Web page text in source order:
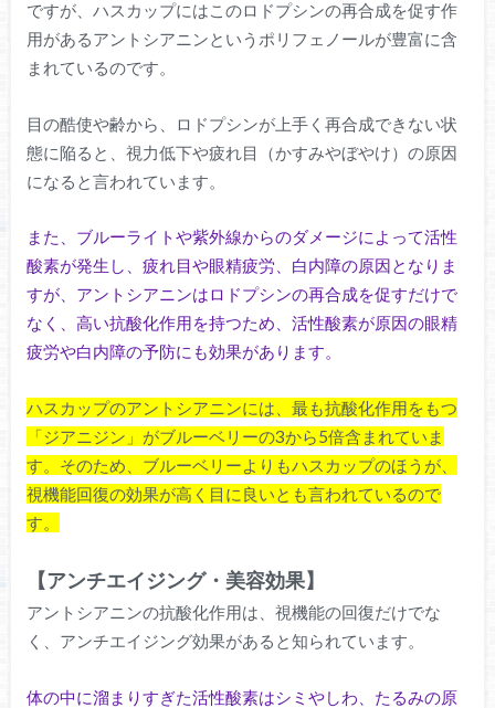
ですが、ハスカップにはこのロドプシンの再合成を促す作
用があるアントシアニンというポリフェノールが豊富に含
まれているのです。
目の酷使や齢から、ロドプシンが上手く再合成できない状
態に陥ると、視力低下や疲れ目（かすみやぼやけ）の原因
になると言われています。
また、ブルーライトや紫外線からのダメージによって活性
酸素が発生し、疲れ目や眼精疲労、白内障の原因となりま
すが、アントシアニンはロドプシンの再合成を促すだけで
なく、高い抗酸化作用を持つため、活性酸素が原因の眼精
疲労や白内障の予防にも効果があります。
ハスカップのアントシアニンには、最も抗酸化作用をもつ
「ジアニジン」がブルーベリーの3から5倍含まれていま
す。そのため、ブルーベリーよりもハスカップのほうが、
視機能回復の効果が高く目に良いとも言われているので
す。
【アンチエイジング・美容効果】
アントシアニンの抗酸化作用は、視機能の回復だけでな
く、アンチエイジング効果があると知られています。
体の中に溜まりすぎた活性酸素はシミやしわ、たるみの原